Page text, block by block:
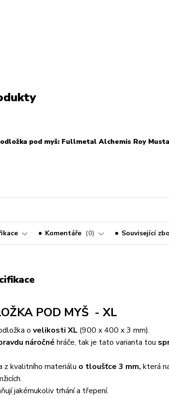
pod myš: Fullmetal Alchemis Roy
Komentáře 0 Související
POD MYŠ - XL
o velikosti XL (900 x 400 x 3 mm).
náročné hráče, tak je tato varianta tou
z kvalitního materiálu o tloušťce 3 mm, která
jakémukoliv trhání a třepení.